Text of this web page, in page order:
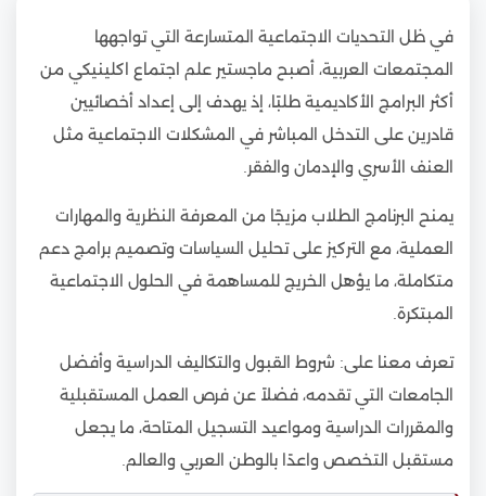
في ظل التحديات الاجتماعية المتسارعة التي تواجهها
المجتمعات العربية، أصبح ماجستير علم اجتماع اكلينيكي من
أكثر البرامج الأكاديمية طلبًا، إذ يهدف إلى إعداد أخصائيين
قادرين على التدخل المباشر في المشكلات الاجتماعية مثل
العنف الأسري والإدمان والفقر.
يمنح البرنامج الطلاب مزيجًا من المعرفة النظرية والمهارات
العملية، مع التركيز على تحليل السياسات وتصميم برامج دعم
متكاملة، ما يؤهل الخريج للمساهمة في الحلول الاجتماعية
المبتكرة.
تعرف معنا على: شروط القبول والتكاليف الدراسية وأفضل
الجامعات التي تقدمه، فضلاً عن فرص العمل المستقبلية
والمقررات الدراسية ومواعيد التسجيل المتاحة، ما يجعل
مستقبل التخصص واعدًا بالوطن العربي والعالم.